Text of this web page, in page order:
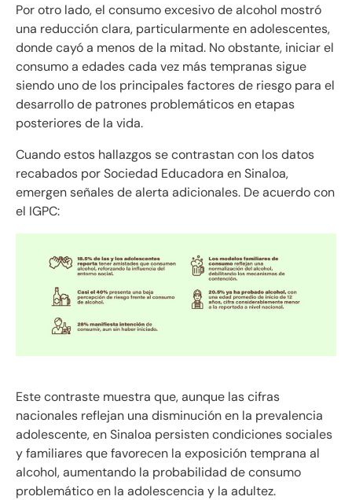
Por otro lado, el consumo excesivo de alcohol mostró
una reducción clara, particularmente en adolescentes,
donde cayó a menos de la mitad. No obstante, iniciar el
consumo a edades cada vez más tempranas sigue
siendo uno de los principales factores de riesgo para el
desarrollo de patrones problemáticos en etapas
posteriores de la vida.
Cuando estos hallazgos se contrastan con los datos
recabados por Sociedad Educadora en Sinaloa,
emergen señales de alerta adicionales. De acuerdo con
el IGPC:
Este contraste muestra que, aunque las cifras
nacionales reflejan una disminución en la prevalencia
adolescente, en Sinaloa persisten condiciones sociales
y familiares que favorecen la exposición temprana al
alcohol, aumentando la probabilidad de consumo
problemático en la adolescencia y la adultez.